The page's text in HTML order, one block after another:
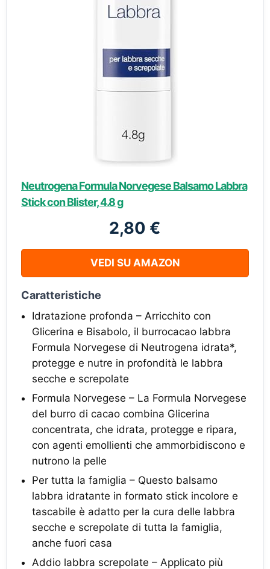
Neutrogena Formula Norvegese Balsamo Labbra
Stick con Blister, 4.8 g
2,80 €
VEDI SU AMAZON
Caratteristiche
Idratazione profonda – Arricchito con
Glicerina e Bisabolo, il burrocacao labbra
Formula Norvegese di Neutrogena idrata*,
protegge e nutre in profondità le labbra
secche e screpolate
Formula Norvegese – La Formula Norvegese
del burro di cacao combina Glicerina
concentrata, che idrata, protegge e ripara,
con agenti emollienti che ammorbidiscono e
nutrono la pelle
Per tutta la famiglia – Questo balsamo
labbra idratante in formato stick incolore e
tascabile è adatto per la cura delle labbra
secche e screpolate di tutta la famiglia,
anche fuori casa
Addio labbra screpolate – Applicato più